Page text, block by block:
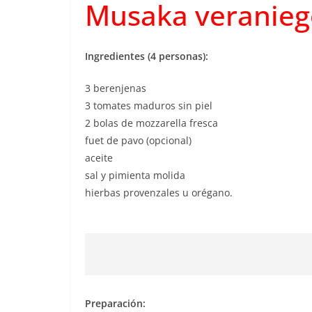
Musaka
Ingredientes (4 personas):
3 berenjenas
3 tomates maduros sin piel
2 bolas de mozzarella fresca
fuet de pavo (opcional)
aceite
sal y pimienta molida
hierbas provenzales u orégano.
Preparación: